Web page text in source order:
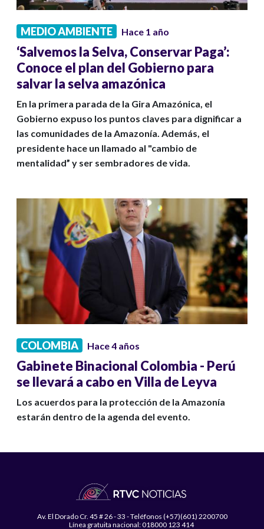
MEDIO AMBIENTE Hace 1 año
‘Salvemos la Selva, Conservar Paga’:
Conoce el plan del Gobierno para
salvar la selva amazónica
En la primera parada de la Gira Amazónica, el
Gobierno expuso los puntos claves para dignificar a
las comunidades de la Amazonía. Además, el
presidente hace un llamado al "cambio de
mentalidad” y ser sembradores de vida.
COLOMBIA Hace 4 años
Gabinete Binacional Colombia - Perú
se llevará a cabo en Villa de Leyva
Los acuerdos para la protección de la Amazonía
estarán dentro de la agenda del evento.
Av. El Dorado Cr. 45 # 26 - 33 - Teléfonos (+57)(601) 2200700
Línea gratuita nacional: 018000 123 414